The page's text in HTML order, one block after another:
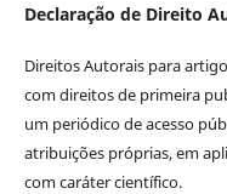
Declaração de Direito
Direitos Autorais para
com direitos de primeira
um periódico de acesso
atribuições próprias, em
com caráter científico.